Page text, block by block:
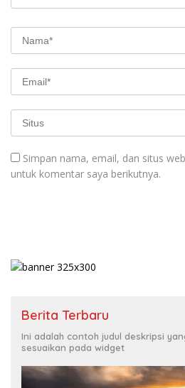
Simpan nama, email, dan situs
untuk komentar saya berikutnya.
Berita Terbaru
Ini adalah contoh judul deskripsi
sesuaikan pada widget